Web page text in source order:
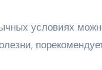
условиях